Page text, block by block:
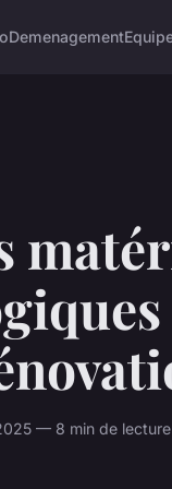
Demenagement
— 8 min de lecture